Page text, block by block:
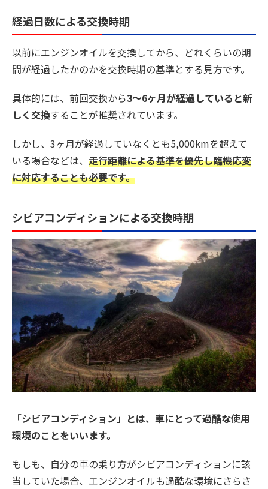
経過日数による交換時期
以前にエンジンオイルを交換してから、どれくらいの期
間が経過したかのかを交換時期の基準とする見方です。
具体的には、前回交換から3〜6ヶ月が経過していると新
しく交換することが推奨されています。
しかし、3ヶ月が経過していなくとも5,000kmを超えて
いる場合などは、 走行距離による基準を優先し臨機応変
に対応することも必要です。
シビアコンディションによる交換時期
「シビアコンディション」とは、車にとって過酷な使用
環境のことをいいます。
もしも、自分の車の乗り方がシビアコンディションに該
当していた場合、エンジンオイルも過酷な環境にさらさ